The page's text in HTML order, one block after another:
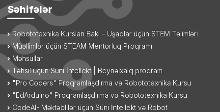
Səhifələr
Robototexnika Kursları Bakı – Uşaqlar üçün STEM Təlimləri
Müəllimlər üçün STEAM Mentorluq Proqramı
Məhsullar
Təhsil üçün Süni İntellekt | Beynəlxalq proqram
"Pro Coders" Proqramlaşdırma və Robototexnika Kursu
"EdArduino" Proqramlaşdırma və Robototexnika Kursu
CodeAI- Məktəblilər üçün Süni İntellekt və Robot